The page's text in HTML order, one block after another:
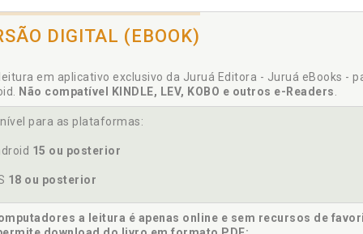
nos contratos de locação, p. 99
02. Lei 10.406/02. Artigos, p. 229
de aluguéis em juízo, p. 162
Aluguel e acessórios. Modelos de formulários, p. 208
de locação. Caução, p. 99
DIGITAL (EBOOK)
em aplicativo exclusivo da Juruá Editora - Juruá eBooks -
Não compatível KINDLE, LEV, KOBO e outros e-Readers.
para as plataformas:
15 ou posterior
18 ou posterior
a leitura é apenas online e sem recursos de